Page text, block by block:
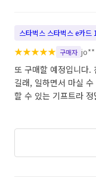
스타벅스 스타벅스 e카드
★★★★★ 구매자 jo**
또 구매할 예정입니다.
길래, 일하면서 마실
할 수 있는 기프트라